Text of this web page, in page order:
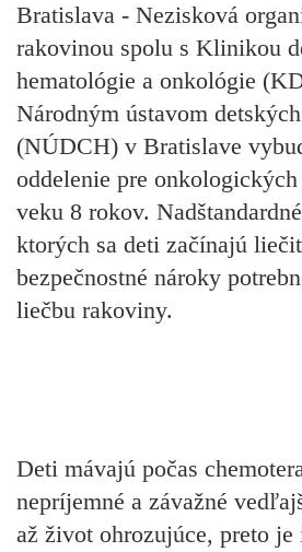
Bratislava - Nezisková
rakovinou spolu s Klinikou
hematológie a onkológie
Národným ústavom
(NÚDCH) v Bratislave
oddelenie pre
veku 8 rokov.
ktorých sa deti začínajú
bezpečnostné nároky
liečbu rakoviny.
Deti mávajú počas
nepríjemné a závažné
až život ohrozujúce, preto je